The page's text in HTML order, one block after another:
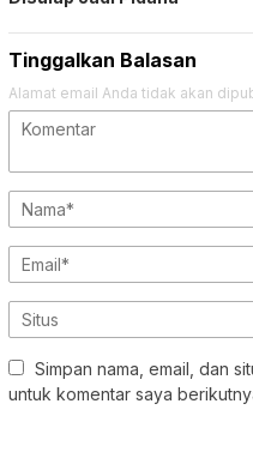
Tinggalkan Balasan
Alamat email Anda tidak akan
Simpan nama, email, dan
untuk komentar saya